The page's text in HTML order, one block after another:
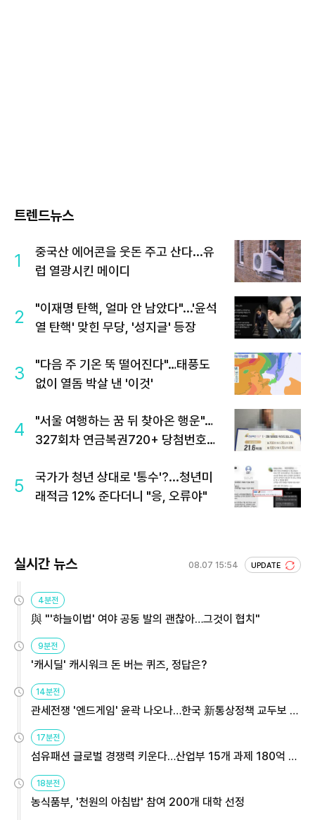
트렌드뉴스
1
중국산 에어콘을 웃돈 주고 산다...유
럽 열광시킨 메이디
2
"이재명 탄핵, 얼마 안 남았다"...'윤석
열 탄핵' 맞힌 무당, '성지글' 등장
3
"다음 주 기온 뚝 떨어진다"…태풍도
없이 열돔 박살 낸 '이것'
4
"서울 여행하는 꿈 뒤 찾아온 행운"…
327회차 연금복권720+ 당첨번호조
5
국가가 청년 상대로 '통수'?...청년미
래적금 12% 준다더니 "응, 오류야"
실시간 뉴스 08.07 15:54 UPDATE
4분전
與 "'하늘이법' 여야 공동 발의 괜찮아…그것이 협치"
9분전
'캐시딜' 캐시워크 돈 버는 퀴즈, 정답은?
14분전
관세전쟁 '엔드게임' 윤곽 나오나…한국 新통상정책 교두보 활
17분전
섬유패션 글로벌 경쟁력 키운다…산업부 15개 과제 180억 지
18분전
농식품부, '천원의 아침밥' 참여 200개 대학 선정